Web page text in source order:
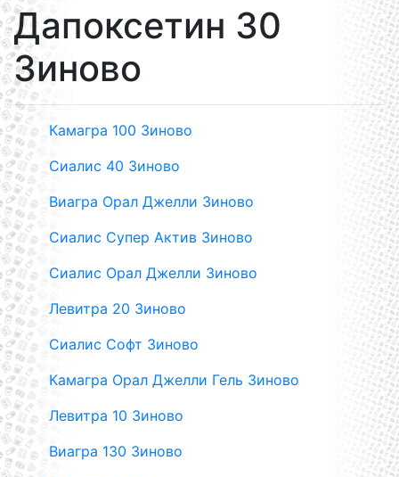
Дапоксетин 30
Зиново
Камагра 100 Зиново
Сиалис 40 Зиново
Виагра Орал Джелли Зиново
Сиалис Супер Актив Зиново
Сиалис Орал Джелли Зиново
Левитра 20 Зиново
Сиалис Софт Зиново
Камагра Орал Джелли Гель Зиново
Левитра 10 Зиново
Виагра 130 Зиново